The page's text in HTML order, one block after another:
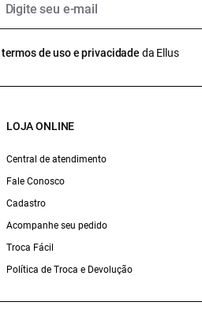
termos de uso e privacidade da Ellus
LOJA ONLINE
Central de atendimento
Fale Conosco
Cadastro
Acompanhe seu pedido
Troca Fácil
Política de Troca e Devolução